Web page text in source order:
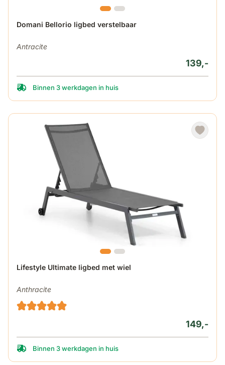
Domani Bellorio ligbed verstelbaar
Antracite
139,-
Binnen 3 werkdagen in huis
Lifestyle Ultimate ligbed met wiel
Anthracite
149,-
Binnen 3 werkdagen in huis